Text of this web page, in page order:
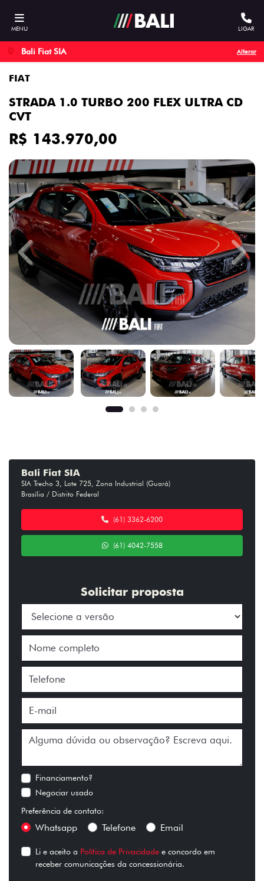
MENU LIGAR
Bali Fiat SIA Alterar
FIAT
STRADA 1.0 TURBO 200 FLEX ULTRA CD
CVT
R$ 143.970,00
Previous Next
Bali Fiat SIA
SIA Trecho 3, Lote 725, Zona Industrial (Guará)
Brasília / Distrito Federal
(61) 3362-6200
(61) 4042-7558
Solicitar proposta
Financiamento?
Negociar usado
Preferência de contato:
Whatsapp Telefone Email
Li e aceito a Política de Privacidade e concordo em
receber comunicações da concessionária.